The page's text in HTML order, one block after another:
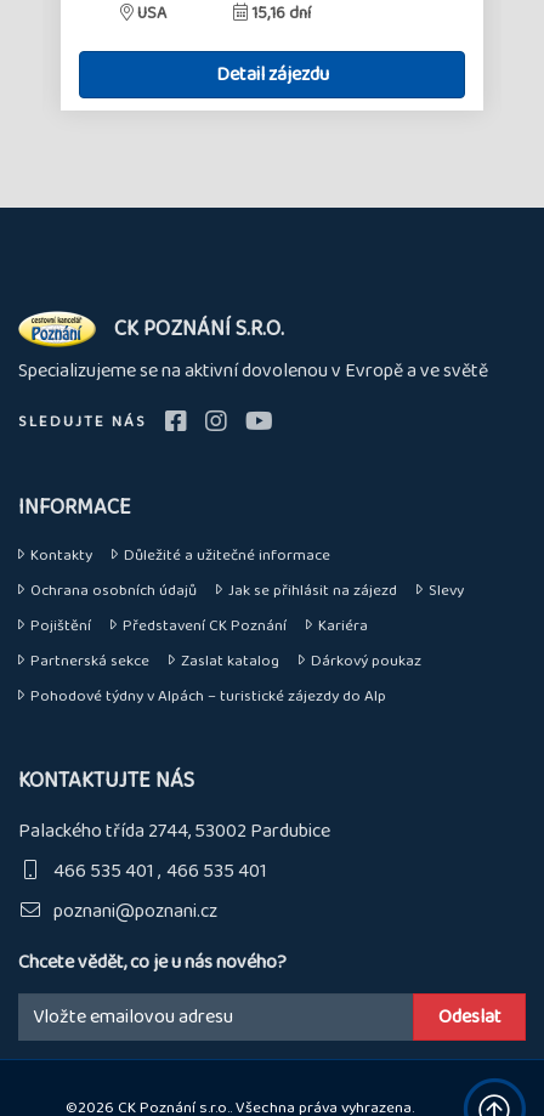
USA 15,16 dní
Detail zájezdu
O
nás
CK POZNÁNÍ S.R.O.
Specializujeme se na aktivní dovolenou v Evropě a ve světě
SLEDUJTE NÁS
INFORMACE
Kontakty
Důležité a užitečné informace
Ochrana osobních údajů
Jak se přihlásit na zájezd
Slevy
Pojištění
Představení CK Poznání
Kariéra
Partnerská sekce
Zaslat katalog
Dárkový poukaz
Pohodové týdny v Alpách – turistické zájezdy do Alp
KONTAKTUJTE NÁS
Palackého třída 2744, 53002 Pardubice
466 535 401 466 535 401
poznani@poznani.cz
Chcete vědět, co je u nás nového?
Email:
©2026 CK Poznání s.r.o.. Všechna práva vyhrazena.